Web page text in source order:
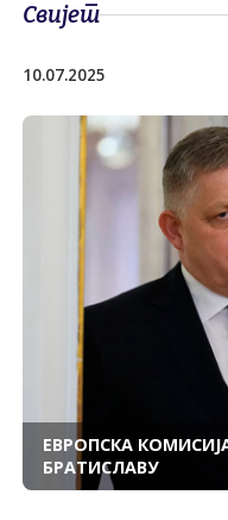
Свијет
10.07.2025
ЕВРОПСКА
БРАТИСЛАВУ